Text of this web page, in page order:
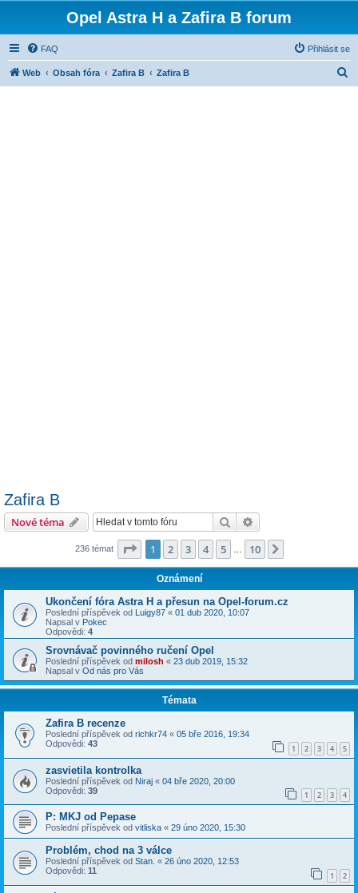
Opel Astra H a Zafira B forum
FAQ Přihlásit se
Web Obsah fóra Zafira B Zafira B
Zafira B
Nové téma Hledat
236 témat Stránka z 10
1 2 3 4 5 10
Oznámení
Ukončení fóra Astra H a přesun na Opel-forum.cz
Poslední příspěvek od Luigy87 « 01 dub 2020, 10:07
Napsal v Pokec
Odpovědi: 4
Srovnávač povinného ručení Opel
Poslední příspěvek od milosh « 23 dub 2019, 15:32
Napsal v Od nás pro Vás
Témata
Zafira B recenze
Poslední příspěvek od richkr74 « 05 bře 2016, 19:34
Odpovědi: 43 1 2 3 4 5
zasvietila kontrolka
Poslední příspěvek od Niraj « 04 bře 2020, 20:00
Odpovědi: 39 1 2 3 4
P: MKJ od Pepase
Poslední příspěvek od vitliska « 29 úno 2020, 15:30
Problém, chod na 3 válce
Poslední příspěvek od Stan. « 26 úno 2020, 12:53
Odpovědi: 11 1 2